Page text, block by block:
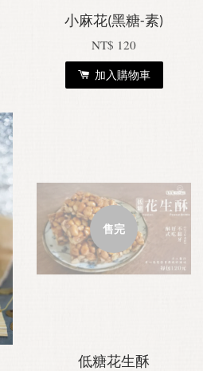
小麻花(黑糖-素)
NT$ 120
加入購物車
售完
低糖花生酥